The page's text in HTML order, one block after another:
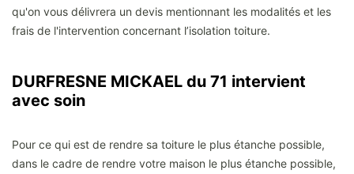
qu'on vous délivrera un devis mentionnant les modalités et les
frais de l'intervention concernant l’isolation toiture.
DURFRESNE MICKAEL du 71 intervient
avec soin
Pour ce qui est de rendre sa toiture le plus étanche possible,
dans le cadre de rendre votre maison le plus étanche possible,